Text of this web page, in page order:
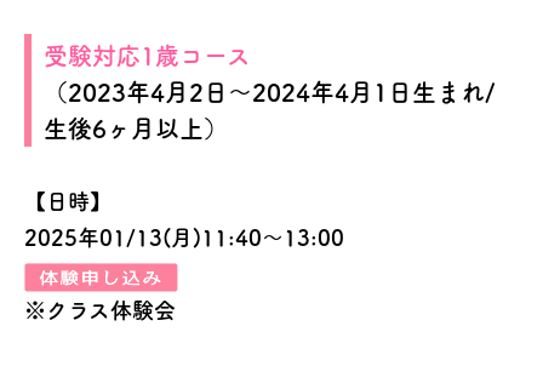
受験対応1歳コース
（2023年4月2日～2024年4月1日生まれ/
生後6ヶ月以上）
【日時】
2025年01/13(月)11:40～13:00
※クラス体験会